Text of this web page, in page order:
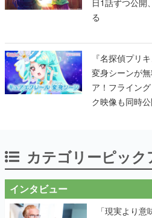
日1話ずつ公開
る
『名探偵プリ
変身シーンが
ア！フライン
ク映像も同時
カテゴリーピック
インタビュー
「現実より意